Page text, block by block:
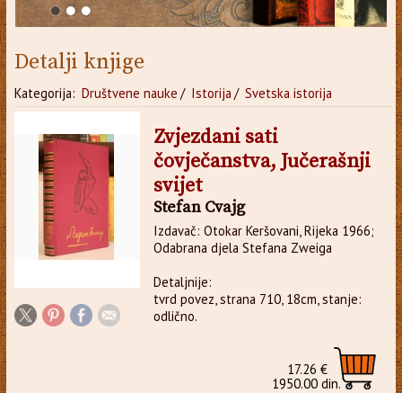
Detalji knjige
Kategorija: Društvene nauke / Istorija/ Svetska istorija
Zvjezdani sati
čovječanstva, Jučerašnji
svijet
Stefan Cvajg
Izdavač: Otokar Keršovani, Rijeka 1966;
Odabrana djela Stefana Zweiga
Detaljnije:
tvrd povez, strana 710, 18cm, stanje:
odlično.
17.26 €
1950.00 din.